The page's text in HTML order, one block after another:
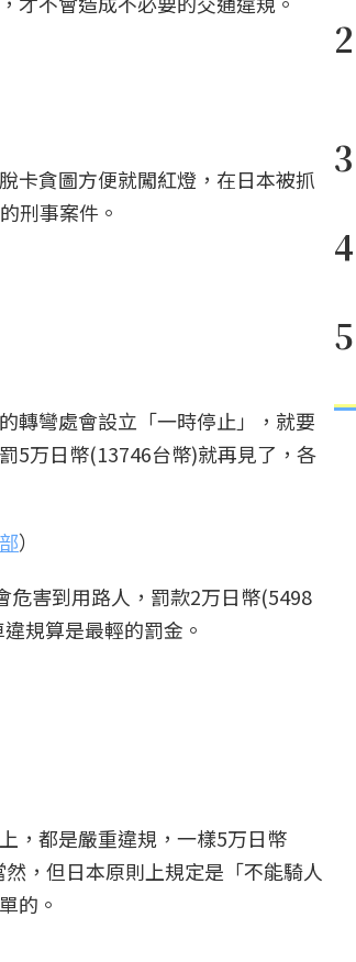
卡貪圖方便就闖紅燈，在日本被抓
刑事案件。
轉彎處會設立「一時停止」，就要
5万日幣(13746台幣)就再見了，各
）
害到用路人，罰款2万日幣(5498
規算是最輕的罰金。
，都是嚴重違規，一樣5万日幣
，但日本原則上規定是「不能騎人
的。
2
3
4
5